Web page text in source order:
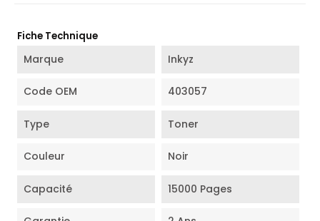
Fiche Technique
Marque Inkyz
Code OEM 403057
Type Toner
Couleur Noir
Capacité 15000 Pages